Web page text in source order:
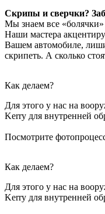
Скрипы и сверчки?
Мы знаем все
Наши мастера
Вашем автомобиле,
скрипеть. А сколько
Как делаем?
Для этого у нас на
Kerry для внутренней
Посмотрите
Как делаем?
Для этого у нас на
Kerry для внутренней